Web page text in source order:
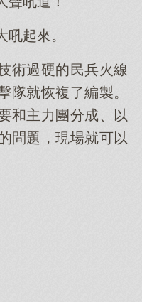
吼起來。
術過硬的民兵火線
隊就恢複了編製。
和主力團分成、以
問題，現場就可以